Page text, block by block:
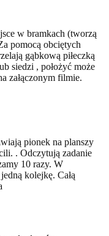
w bramkach (tworzą
pomocą obciętych
gąbkową piłeczką
siedzi , położyć może
załączonym filmie.
pionek na planszy
. Odczytują zadanie
10 razy. W
kolejkę. Całą